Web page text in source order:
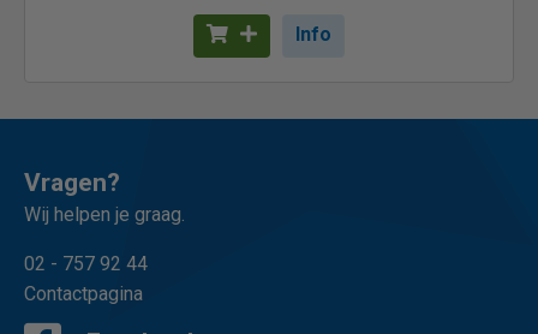
Info
Vragen?
Wij helpen je graag.
02 - 757 92 44
Contactpagina